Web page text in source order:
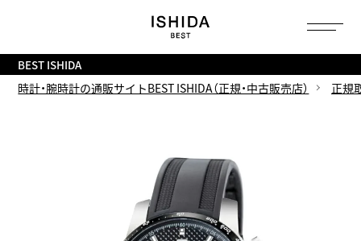
BEST ISHIDA
時計・腕時計の通販サイトBEST ISHIDA（正規・中古販売店）
正規
へ